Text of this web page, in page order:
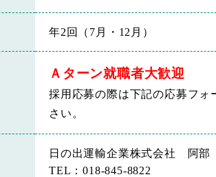
年2回（7月・12月）
Ａターン就職者大歓迎
採用応募の際は下記の応募フ
さい。
日の出運輸企業株式会社 阿部
TEL：018-845-8822